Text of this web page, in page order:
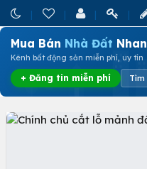
Mua Bán Nhà Đất
Kênh bất động sản miễn phí, uy tín
+ Đăng tin miễn phí Tìm